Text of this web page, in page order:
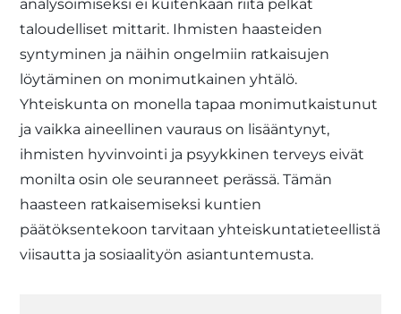
analysoimiseksi ei kuitenkaan riitä pelkät
taloudelliset mittarit. Ihmisten haasteiden
syntyminen ja näihin ongelmiin ratkaisujen
löytäminen on monimutkainen yhtälö.
Yhteiskunta on monella tapaa monimutkaistunut
ja vaikka aineellinen vauraus on lisääntynyt,
ihmisten hyvinvointi ja psyykkinen terveys eivät
monilta osin ole seuranneet perässä. Tämän
haasteen ratkaisemiseksi kuntien
päätöksentekoon tarvitaan yhteiskuntatieteellistä
viisautta ja sosiaalityön asiantuntemusta.